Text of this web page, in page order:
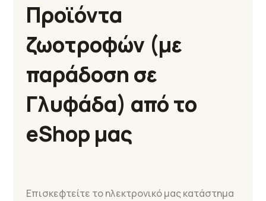
Προϊόντα
ζωοτροφών (με
παράδοση σε
Γλυφάδα) από το
eShop μας
Επισκεφτείτε το ηλεκτρονικό μας κατάστημα